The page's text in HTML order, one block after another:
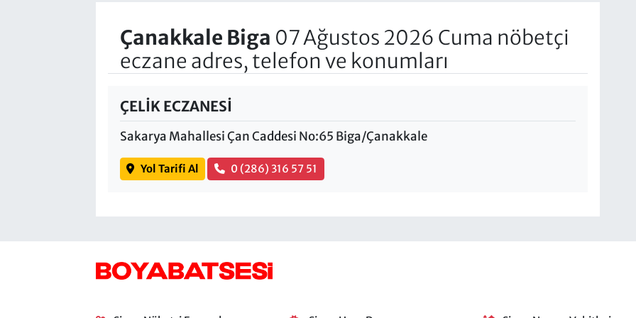
Çanakkale Biga 07 Ağustos 2026 Cuma nöbetçi
eczane adres, telefon ve konumları
ÇELİK ECZANESİ
Sakarya Mahallesi Çan Caddesi No:65 Biga/Çanakkale
Yol Tarifi Al 0 (286) 316 57 51